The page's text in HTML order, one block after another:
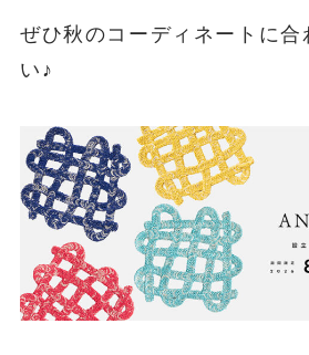
ぜひ秋のコーディネートに合
い♪